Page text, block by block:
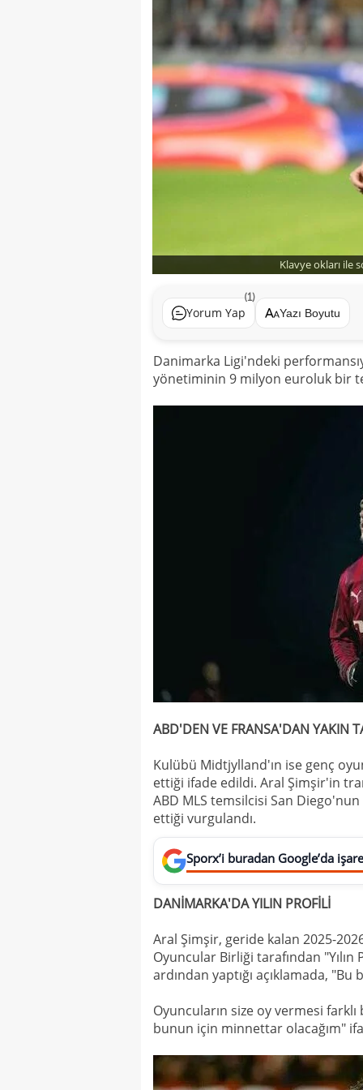
Klavye okları ile
Yorum Yap
(1)
Yazı Boyutu
Danimarka Ligi'ndeki
yönetiminin 9 milyon euroluk bir
ABD'DEN VE FRANSA'DAN YAKIN
Kulübü Midtjylland'ın ise genç
ettiği ifade edildi. Aral Şimşir'in
ABD MLS temsilcisi San
ettiği vurgulandı.
Sporx’i buradan Google’da
DANİMARKA'DA YILIN PROFİLİ
Aral Şimşir, geride kalan 2025-
Oyuncular Birliği tarafından "Yılın
ardından yaptığı açıklamada,
Oyuncuların size oy vermesi
bunun için minnettar olacağım"